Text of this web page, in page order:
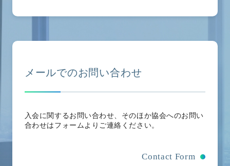
メールでのお問い合わせ
入会に関するお問い合わせ、そのほか協会へのお問い
合わせはフォームよりご連絡ください。
Contact Form